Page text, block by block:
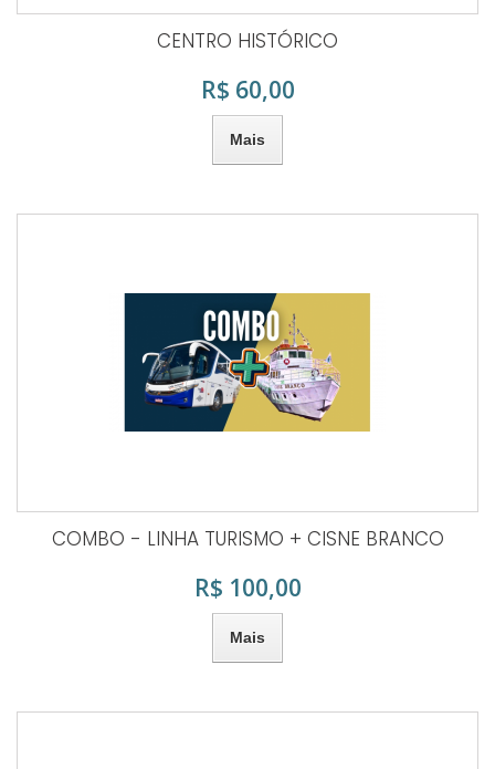
CENTRO HISTÓRICO
R$ 60,00
Mais
COMBO - LINHA TURISMO + CISNE BRANCO
R$ 100,00
Mais